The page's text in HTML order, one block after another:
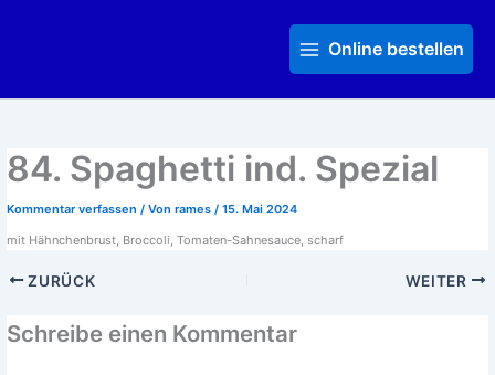
MenuOnline bestellen
84. Spaghetti ind. Spezial
Kommentar verfassen / Von rames / 15. Mai 2024
mit Hähnchenbrust, Broccoli, Tomaten-Sahnesauce, scharf
ZURÜCK WEITER
Schreibe einen Kommentar